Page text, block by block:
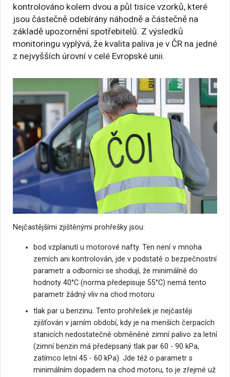
kontrolováno kolem dvou a půl tisíce vzorků, které
jsou částečně odebírány náhodně a částečně na
základě upozornění spotřebitelů. Z výsledků
monitoringu vyplývá, že kvalita paliva je v ČR na jedné
z nejvyšších úrovní v celé Evropské unii.
Nejčastějšími zjištěnými prohřešky jsou:
bod vzplanutí u motorové nafty. Ten není v mnoha
zemích ani kontrolován, jde v podstatě o bezpečnostní
parametr a odborníci se shodují, že minimálně do
hodnoty 40°C (norma předepisuje 55°C) nemá tento
parametr žádný vliv na chod motoru
tlak par u benzinu. Tento prohřešek je nejčastěji
zjišťován v jarním období, kdy je na menších čerpacích
stanicích nedostatečně obměněné zimní palivo za letní
(zimní benzin má předepsaný tlak par 60 - 90 kPa,
zatímco letní 45 - 60 kPa). Jde též o parametr s
minimálním dopadem na chod motoru, to je zřejmé už